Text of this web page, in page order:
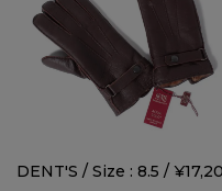
DENT'S / Size : 8.5 /